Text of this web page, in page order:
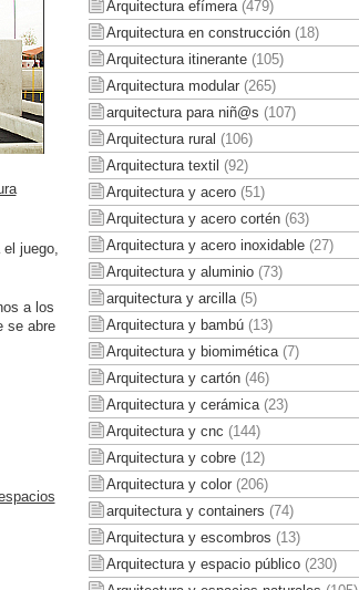
juego,
a los
se abre
Arquitectura efímera(479)
Arquitectura en construcción(18)
Arquitectura itinerante(105)
Arquitectura modular(265)
arquitectura para niñ@s (107)
Arquitectura rural (106)
Arquitectura textil (92)
Arquitectura y acero(51)
Arquitectura y acero cortén(63)
Arquitectura y acero inoxidable(27)
Arquitectura y aluminio(73)
arquitectura y arcilla(5)
Arquitectura y bambú(13)
Arquitectura y biomimética(7)
Arquitectura y cartón(46)
Arquitectura y cerámica(23)
Arquitectura y cnc (144)
Arquitectura y cobre(12)
Arquitectura y color(206)
arquitectura y containers (74)
Arquitectura y escombros (13)
Arquitectura y espacio público(230)